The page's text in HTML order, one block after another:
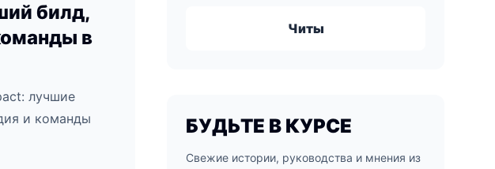
билд,
в
лучшие
и команды
Читы
БУДЬТЕ В КУРСЕ
Свежие истории, руководства и мнения из